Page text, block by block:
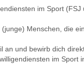
im Sport (FSJ
Menschen, die
an und bewirb dich
im Sport